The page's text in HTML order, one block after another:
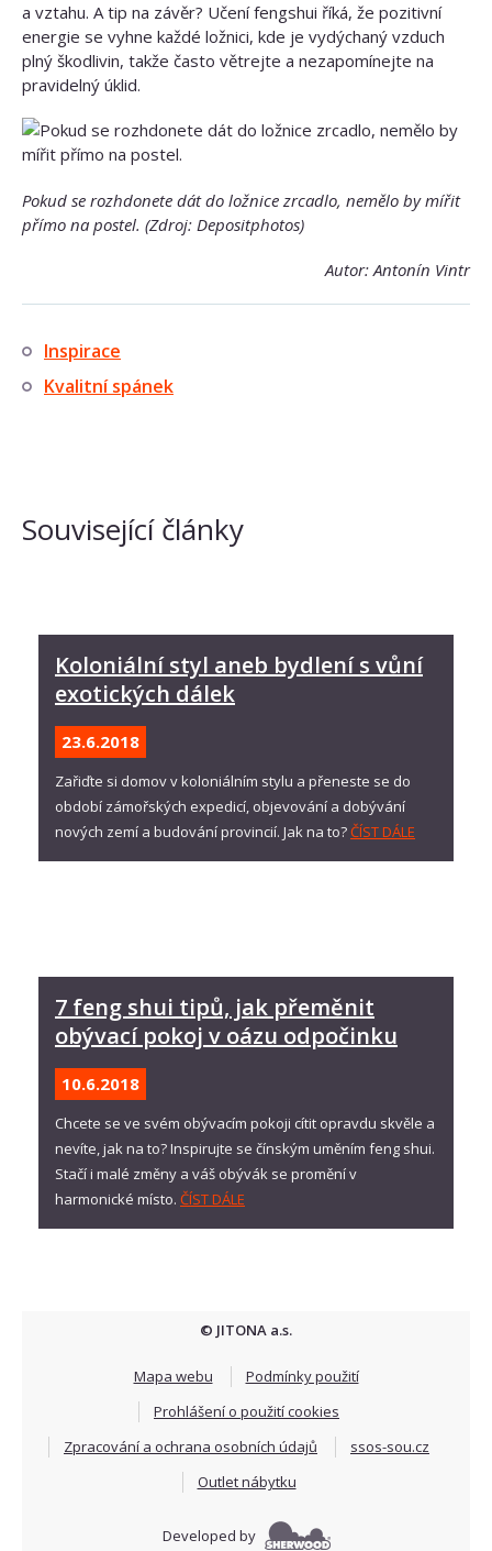
a vztahu. A tip na závěr? Učení fengshui říká, že pozitivní
energie se vyhne každé ložnici, kde je vydýchaný vzduch
plný škodlivin, takže často větrejte a nezapomínejte na
pravidelný úklid.
Pokud se rozhdonete dát do ložnice zrcadlo, nemělo by mířit
přímo na postel. (Zdroj: Depositphotos)
Autor: Antonín Vintr
Inspirace
Kvalitní spánek
Související články
Koloniální styl aneb bydlení s vůní
exotických dálek
23.6.2018
Zařiďte si domov v koloniálním stylu a přeneste se do
období zámořských expedicí, objevování a dobývání
nových zemí a budování provincií. Jak na to?ČÍST DÁLE
7 feng shui tipů, jak přeměnit
obývací pokoj v oázu odpočinku
10.6.2018
Chcete se ve svém obývacím pokoji cítit opravdu skvěle a
nevíte, jak na to? Inspirujte se čínským uměním feng shui.
Stačí i malé změny a váš obývák se promění v
harmonické místo. ČÍST DÁLE
© JITONA a.s.
Mapa webu
Podmínky použití
Prohlášení o použití cookies
Zpracování a ochrana osobních údajů
ssos-sou.cz
Outlet nábytku
Developed by